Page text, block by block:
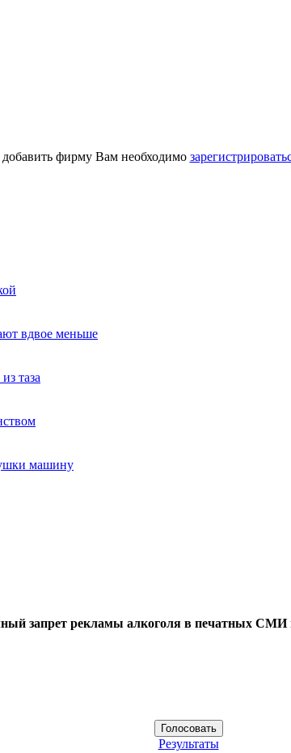
фирму Вам необходимо
вдвое меньше
таза
машину
запрет рекламы алкоголя в печатных СМИ
Результаты